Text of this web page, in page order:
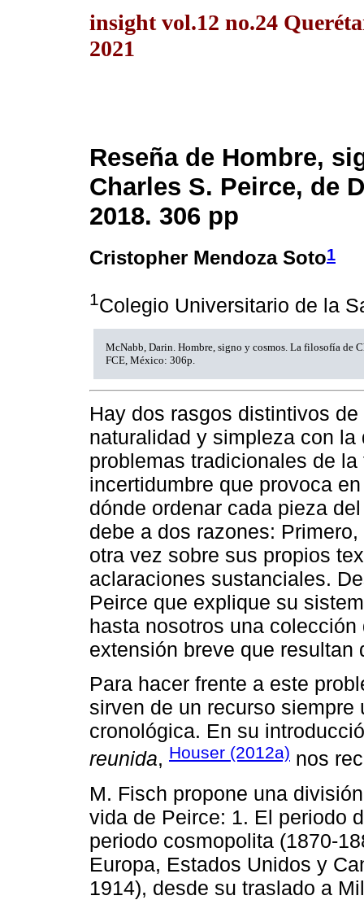
insight vol.12 no.24
2021
Reseña de Hombre,
Charles S. Peirce, de
2018. 306 pp
Cristopher Mendoza Soto1
1Colegio Universitario de la
McNabb, Darin. Hombre, signo y cosmos. La filosofía de
FCE, México: 306p.
Hay dos rasgos distintivos
naturalidad y simpleza con
problemas tradicionales de
incertidumbre que provoca
dónde ordenar cada pieza
debe a dos razones:
otra vez sobre sus propios
aclaraciones sustanciales.
Peirce que explique su
hasta nosotros una
extensión breve que resultan
Para hacer frente a este
sirven de un recurso
cronológica. En su
reunida, Houser (2012a) nos
M. Fisch propone una
vida de Peirce: 1. El periodo
periodo cosmopolita (1870-
Europa, Estados Unidos y
1914), desde su traslado a